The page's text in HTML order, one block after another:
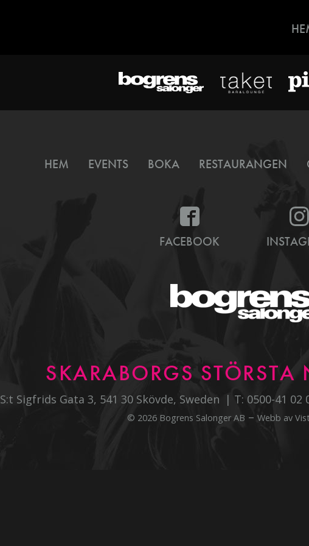
HEM EVENTS BOKA RESTAURANGEN
FACEBOOK
SKARABORGS STÖRSTA
S:t Sigfrids Gata 3, 541 30 Skövde, Sweden T: 0500-41 02
© 2026 Bogrens Salonger AB – Webb av